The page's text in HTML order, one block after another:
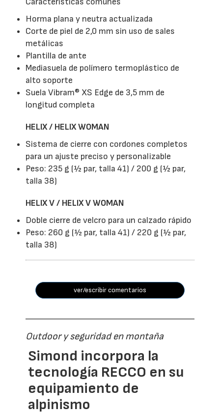
Horma plana y neutra actualizada
Corte de piel de 2,0 mm sin uso de sales
metálicas
Plantilla de ante
Mediasuela de polímero termoplástico de
alto soporte
Suela Vibram® XS Edge de 3,5 mm de
longitud completa
HELIX / HELIX WOMAN
Sistema de cierre con cordones completos
para un ajuste preciso y personalizable
Peso: 235 g (½ par, talla 41) / 200 g (½ par,
talla 38)
HELIX V / HELIX V WOMAN
Doble cierre de velcro para un calzado rápido
Peso: 260 g (½ par, talla 41) / 220 g (½ par,
talla 38)
ver/escribir comentarios
Outdoor y seguridad en montaña
Simond incorpora la
tecnología RECCO en su
equipamiento de
alpinismo